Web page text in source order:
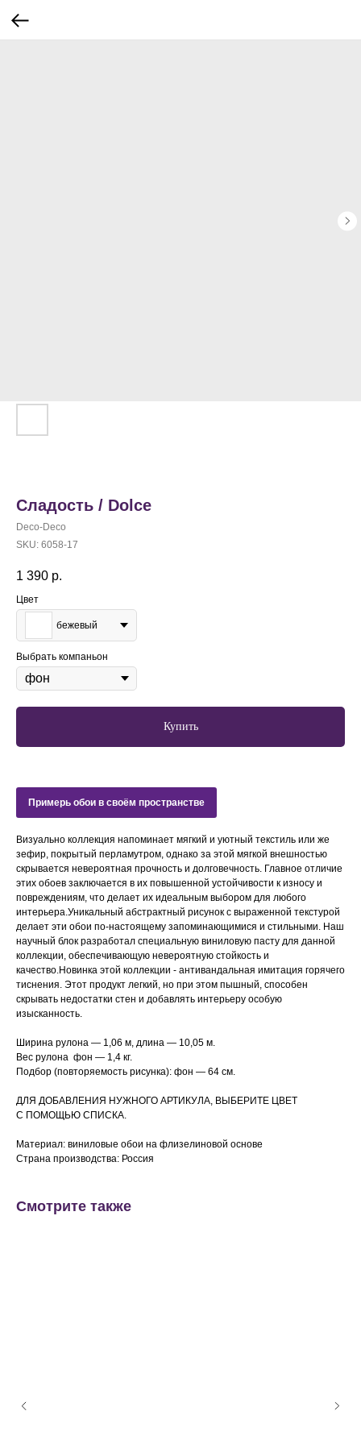
Сладость / Dolce
Deco-Deco
SKU: 6058-17
1 390 р.
Цвет
бежевый
Выбрать компаньон
Купить
Примерь обои в своём пространстве
Визуально коллекция напоминает мягкий и уютный текстиль или же
зефир, покрытый перламутром, однако за этой мягкой внешностью
скрывается невероятная прочность и долговечность. Главное отличие
этих обоев заключается в их повышенной устойчивости к износу и
повреждениям, что делает их идеальным выбором для любого
интерьера.Уникальный абстрактный рисунок с выраженной текстурой
делает эти обои по-настоящему запоминающимися и стильными. Наш
научный блок разработал специальную виниловую пасту для данной
коллекции, обеспечивающую невероятную стойкость и
качество.Новинка этой коллекции - антивандальная имитация горячего
тиснения. Этот продукт легкий, но при этом пышный, способен
скрывать недостатки стен и добавлять интерьеру особую
изысканность.
Ширина рулона — 1,06 м, длина — 10,05 м.
Вес рулона фон — 1,4 кг.
Подбор (повторяемость рисунка): фон — 64 см.
ДЛЯ ДОБАВЛЕНИЯ НУЖНОГО АРТИКУЛА, ВЫБЕРИТЕ ЦВЕТ
С ПОМОЩЬЮ СПИСКА.
Материал: виниловые обои на флизелиновой основе
Страна производства: Россия
Смотрите также